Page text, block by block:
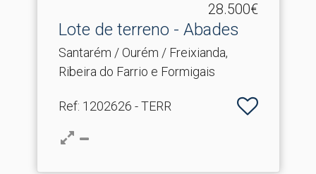
28.500€
Lote de terreno - Abades
Santarém / Ourém / Freixianda,
Ribeira do Farrio e Formigais
Ref: 1202626 - TERR